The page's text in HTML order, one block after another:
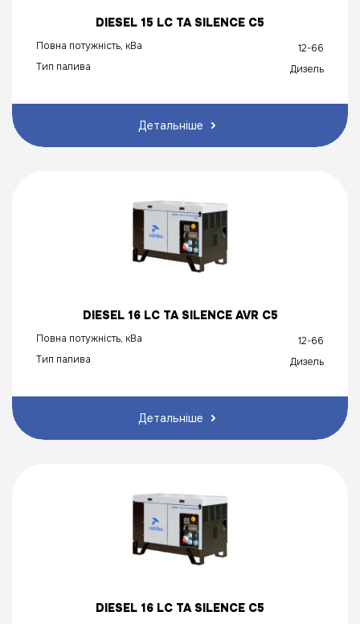
DIESEL 15 LC TA SILENCE C5
Повна потужність, кВа
12-66
Тип палива
Дизель
Детальніше
DIESEL 16 LC TA SILENCE AVR C5
Повна потужність, кВа
12-66
Тип палива
Дизель
Детальніше
DIESEL 16 LC TA SILENCE C5